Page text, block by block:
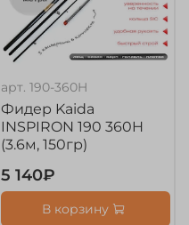
арт.190-360H
Фидер Kaida
INSPIRON 190 360H
(3.6м, 150гр)
5 140₽
В корзину